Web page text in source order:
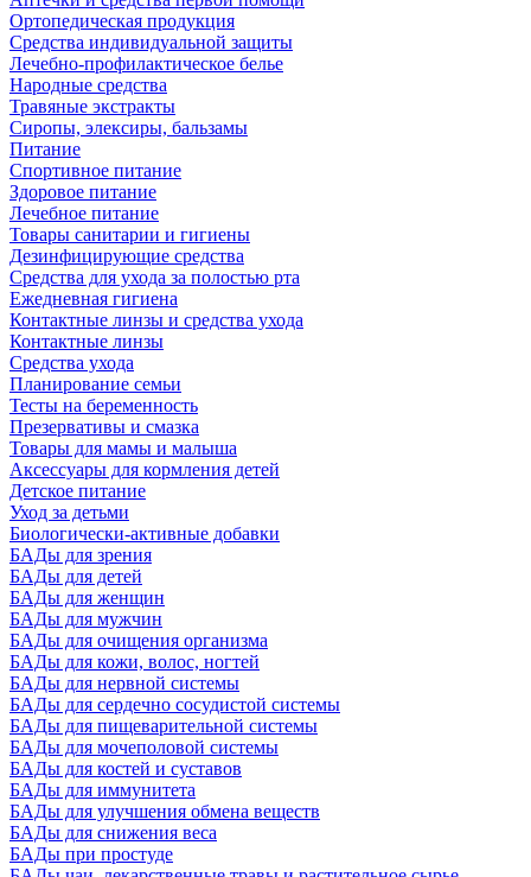
Ортопедическая продукция
Средства индивидуальной защиты
Лечебно-профилактическое белье
Народные средства
Травяные экстракты
Сиропы, элексиры, бальзамы
Питание
Спортивное питание
Здоровое питание
Лечебное питание
Товары санитарии и гигиены
Дезинфицирующие средства
Средства для ухода за полостью рта
Ежедневная гигиена
Контактные линзы и средства ухода
Контактные линзы
Средства ухода
Планирование семьи
Тесты на беременность
Презервативы и смазка
Товары для мамы и малыша
Аксессуары для кормления детей
Детское питание
Уход за детьми
Биологически-активные добавки
БАДы для зрения
БАДы для детей
БАДы для женщин
БАДы для мужчин
БАДы для очищения организма
БАДы для кожи, волос, ногтей
БАДы для нервной системы
БАДы для сердечно сосудистой системы
БАДы для пищеварительной системы
БАДы для мочеполовой системы
БАДы для костей и суставов
БАДы для иммунитета
БАДы для улучшения обмена веществ
БАДы для снижения веса
БАДы при простуде